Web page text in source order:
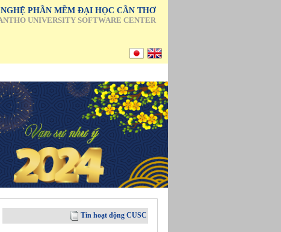
PHẦN MỀM ĐẠI HỌC CẦN THƠ
UNIVERSITY SOFTWARE CENTER
Tin hoạt động CUSC